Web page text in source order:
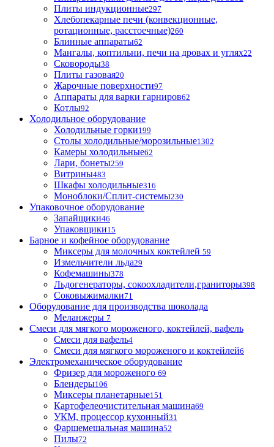
Плиты индукционные297
Хлебопекарные печи (конвекционные,
ротационные, расстоечные)260
Блинные аппараты62
Мангалы, коптильни, печи на дровах и углях22
Сковороды38
Плиты газовая20
Жарочные поверхности97
Аппараты для варки гарниров62
Котлы92
Холодильное оборудование
Холодильные горки199
Столы холодильные/морозильные1302
Камеры холодильные62
Лари, бонеты259
Витрины483
Шкафы холодильные316
Моноблоки/Сплит-системы230
Упаковочное оборудование
Запайщики46
Упаковщики15
Барное и кофейное оборудование
Миксеры для молочных коктейлей 59
Измельчители льда29
Кофемашины378
Льдогенераторы, сокоохладители,граниторы398
Соковыжималки71
Оборудование для производства шоколада
Меланжеры 7
Смеси для мягкого мороженого, коктейлей, вафель
Смеси для вафель4
Смеси для мягкого мороженого и коктейлей6
Электромеханическое оборудование
Фризер для мороженого 69
Блендеры106
Миксеры планетарные151
Картофелеочистительная машина69
УКМ, процессор кухонный31
Фаршемешальная машина52
Пилы72